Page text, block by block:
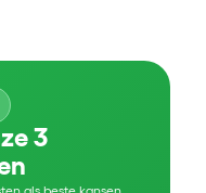
3